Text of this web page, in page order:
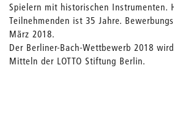
Spielern mit historischen Instrumenten.
Teilnehmenden ist 35 Jahre.
März 2018.
Der Berliner-Bach-Wettbewerb 2018
Mitteln der LOTTO Stiftung Berlin.